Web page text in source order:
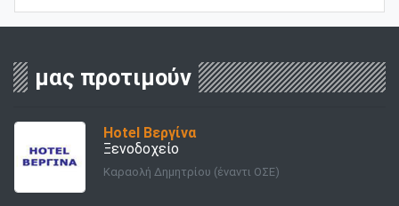
μας προτιμούν
Hotel Βεργίνα
Ξενοδοχείο
Καραολή Δημητρίου (έναντι ΟΣΕ)